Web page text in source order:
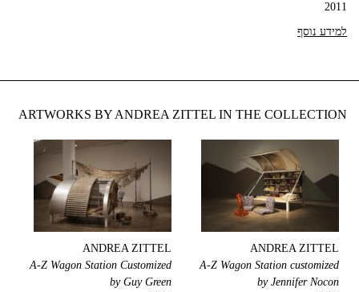
2011
למידע נוסף
ARTWORKS BY ANDREA ZITTEL IN THE COLLECTION
ANDREA ZITTEL
A-Z Wagon Station customized
by Jennifer Nocon
ANDREA ZITTEL
A-Z Wagon Station Customized
by Guy Green